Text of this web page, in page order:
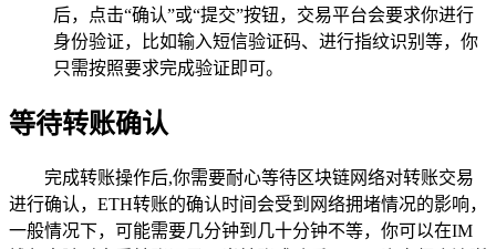
后，点击“确认”或“提交”按钮，交易平台会要求你进行
身份验证，比如输入短信验证码、进行指纹识别等，你
只需按照要求完成验证即可。
等待转账确认
完成转账操作后,你需要耐心等待区块链网络对转账交易
进行确认，ETH转账的确认时间会受到网络拥堵情况的影响，
一般情况下，可能需要几分钟到几十分钟不等，你可以在IM